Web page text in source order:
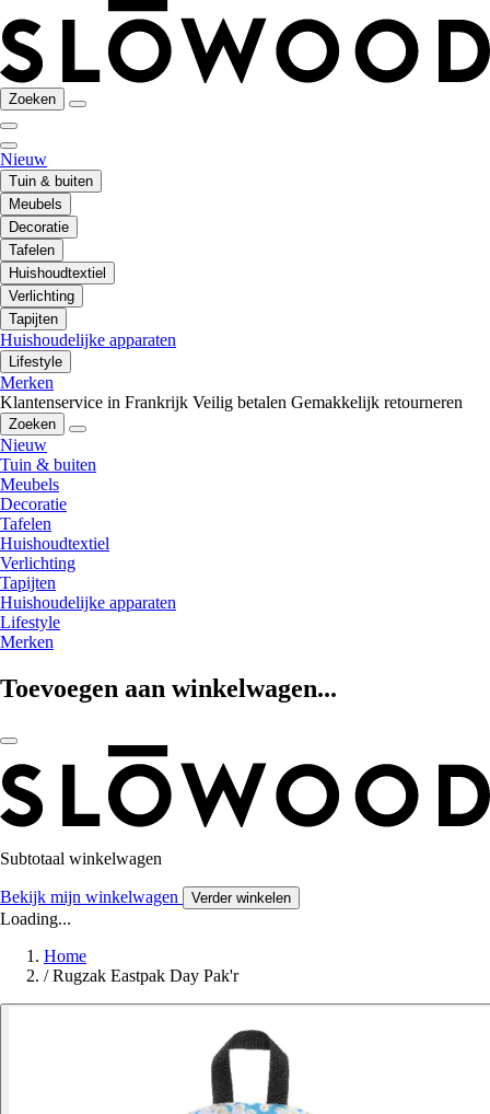
Zoeken
Nieuw
Tuin & buiten
Meubels
Decoratie
Tafelen
Huishoudtextiel
Verlichting
Tapijten
Huishoudelijke apparaten
Lifestyle
Merken
Klantenservice in Frankrijk Veilig betalen Gemakkelijk retourneren
Zoeken
Nieuw
Tuin & buiten
Meubels
Decoratie
Tafelen
Huishoudtextiel
Verlichting
Tapijten
Huishoudelijke apparaten
Lifestyle
Merken
Toevoegen aan winkelwagen...
Subtotaal winkelwagen
Bekijk mijn winkelwagen Verder winkelen
Loading...
Home
/ Rugzak Eastpak Day Pak'r